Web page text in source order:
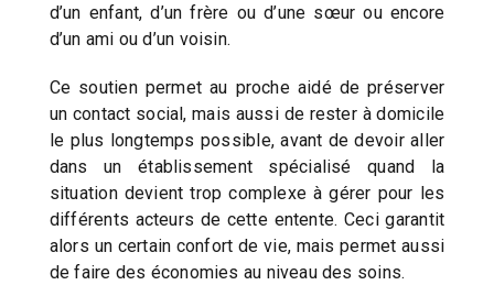
d’un enfant, d’un frère ou d’une sœur ou encore
d’un ami ou d’un voisin.
Ce soutien permet au proche aidé de préserver
un contact social, mais aussi de rester à domicile
le plus longtemps possible, avant de devoir aller
dans un établissement spécialisé quand la
situation devient trop complexe à gérer pour les
différents acteurs de cette entente. Ceci garantit
alors un certain confort de vie, mais permet aussi
de faire des économies au niveau des soins.